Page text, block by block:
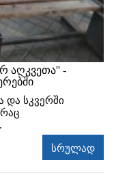
აღკვეთა'' -
და სკვერში
სრულად